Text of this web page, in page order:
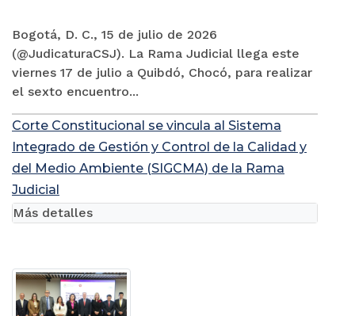
Bogotá, D. C., 15 de julio de 2026
(@JudicaturaCSJ). La Rama Judicial llega este
viernes 17 de julio a Quibdó, Chocó, para realizar
el sexto encuentro...
Corte Constitucional se vincula al Sistema
Integrado de Gestión y Control de la Calidad y
del Medio Ambiente (SIGCMA) de la Rama
Judicial
Más detalles